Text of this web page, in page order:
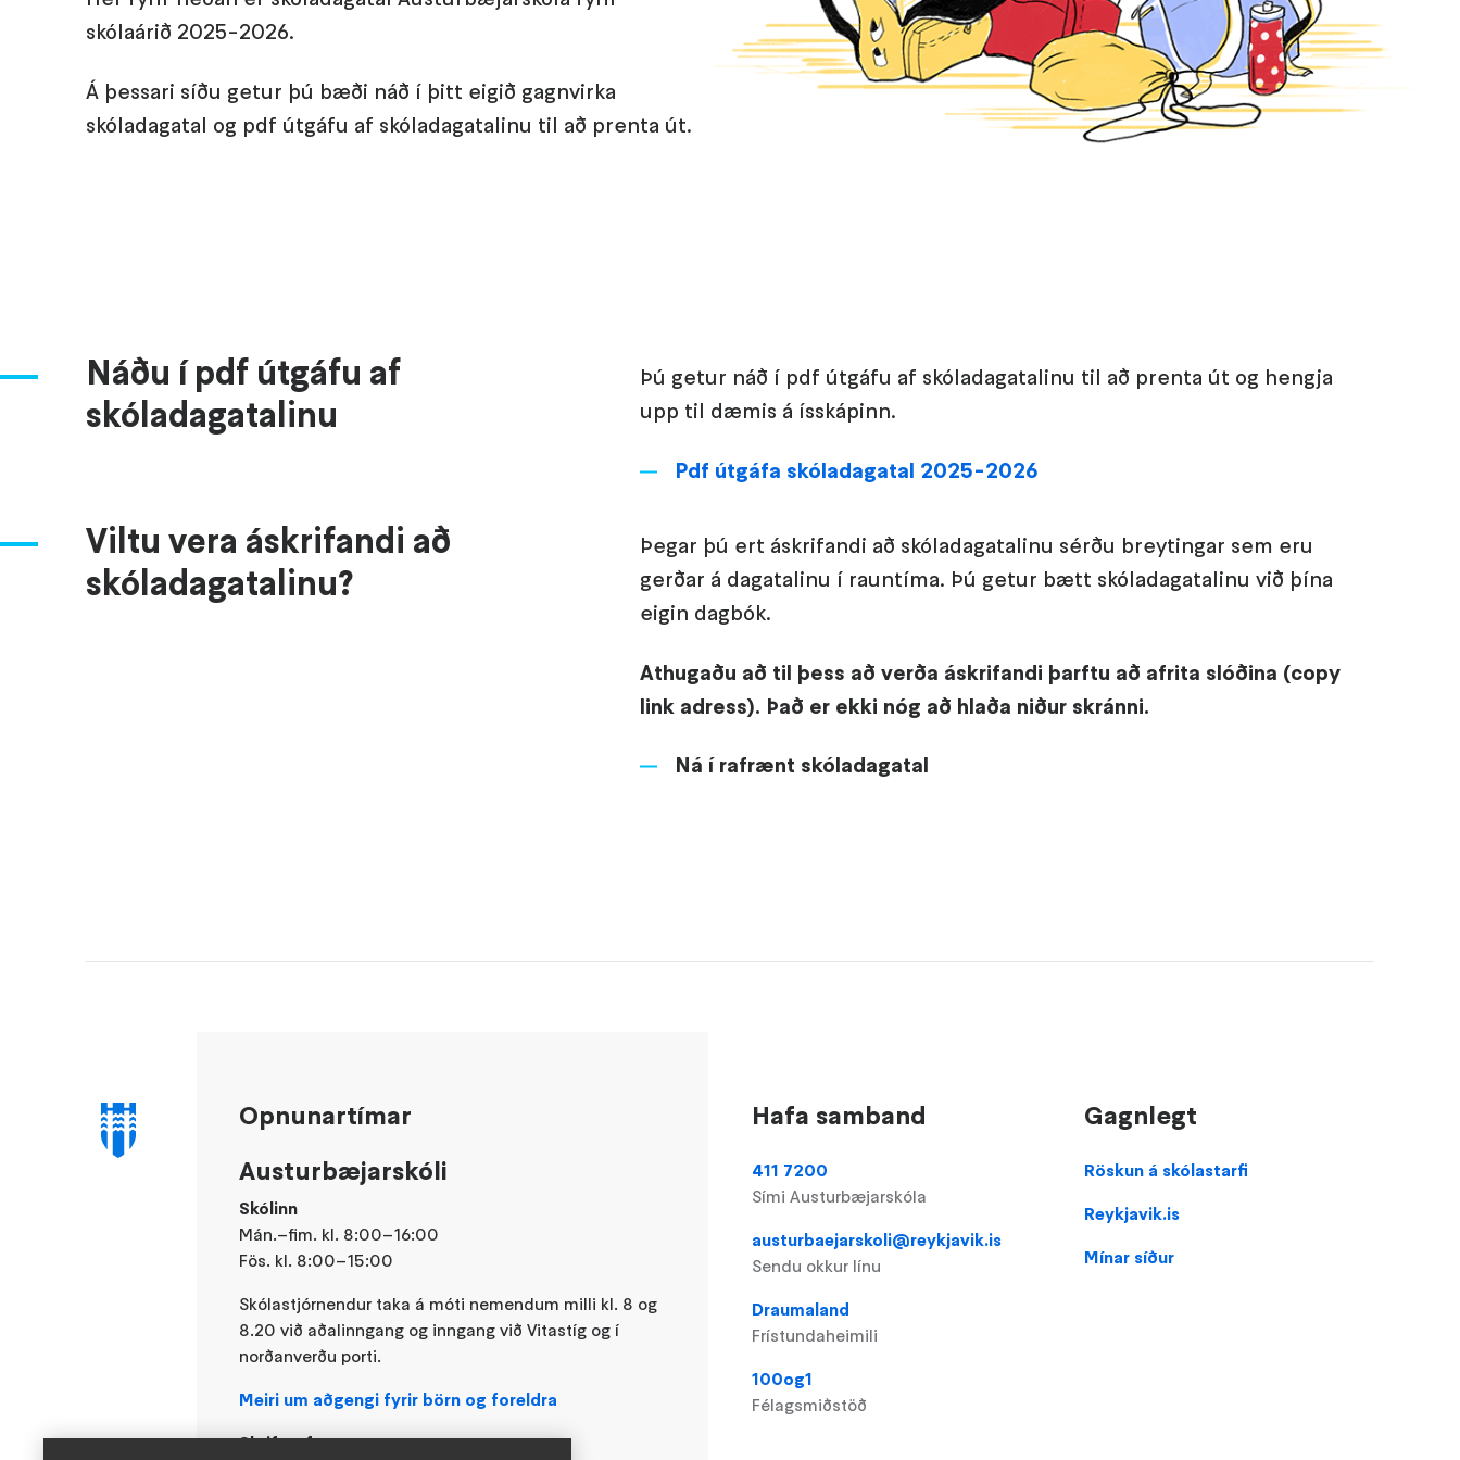
skólaárið 2025-2026.
Á þessari síðu getur þú bæði náð í þitt eigið gagnvirka
skóladagatal og pdf útgáfu af skóladagatalinu til að prenta út.
Náðu í pdf útgáfu af
skóladagatalinu
Þú getur náð í pdf útgáfu af skóladagatalinu til að prenta út og hengja
upp til dæmis á ísskápinn.
Pdf útgáfa skóladagatal 2025-2026
Viltu vera áskrifandi að
skóladagatalinu?
Þegar þú ert áskrifandi að skóladagatalinu sérðu breytingar sem eru
gerðar á dagatalinu í rauntíma. Þú getur bætt skóladagatalinu við þína
eigin dagbók.
Athugaðu að til þess að verða áskrifandi þarftu að afrita slóðina (copy
link adress). Það er ekki nóg að hlaða niður skránni.
Ná í rafrænt skóladagatal
Opnunartímar
Austurbæjarskóli
Skólinn
Mán.–fim. kl. 8:00–16:00
Fös. kl. 8:00–15:00
Skólastjórnendur taka á móti nemendum milli kl. 8 og
8.20 við aðalinngang og inngang við Vitastíg og í
norðanverðu porti.
Meiri um aðgengi fyrir börn og foreldra
Skrifstofa
Hafa samband
411 7200
Sími Austurbæjarskóla
austurbaejarskoli@reykjavik.is
Sendu okkur línu
Draumaland
Frístundaheimili
100og1
Félagsmiðstöð
Gagnlegt
Domain
for
Austurbæjarskóli
Röskun á skólastarfi
Reykjavik.is
Mínar síður